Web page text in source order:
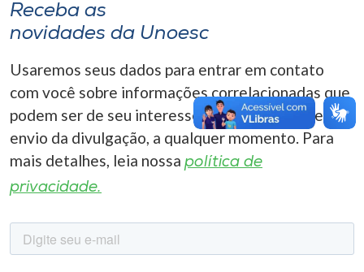
A-
Receba as
novidades da Unoesc
Usaremos seus dados para entrar em contato
com você sobre informações correlacionadas que
podem ser de seu interesse. Você pode cancelar o
envio da divulgação, a qualquer momento. Para
mais detalhes, leia nossa política de
privacidade.